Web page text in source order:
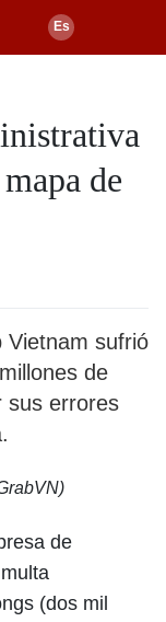
de
Vietnam sufrió
de
sus errores
de
(dos mil